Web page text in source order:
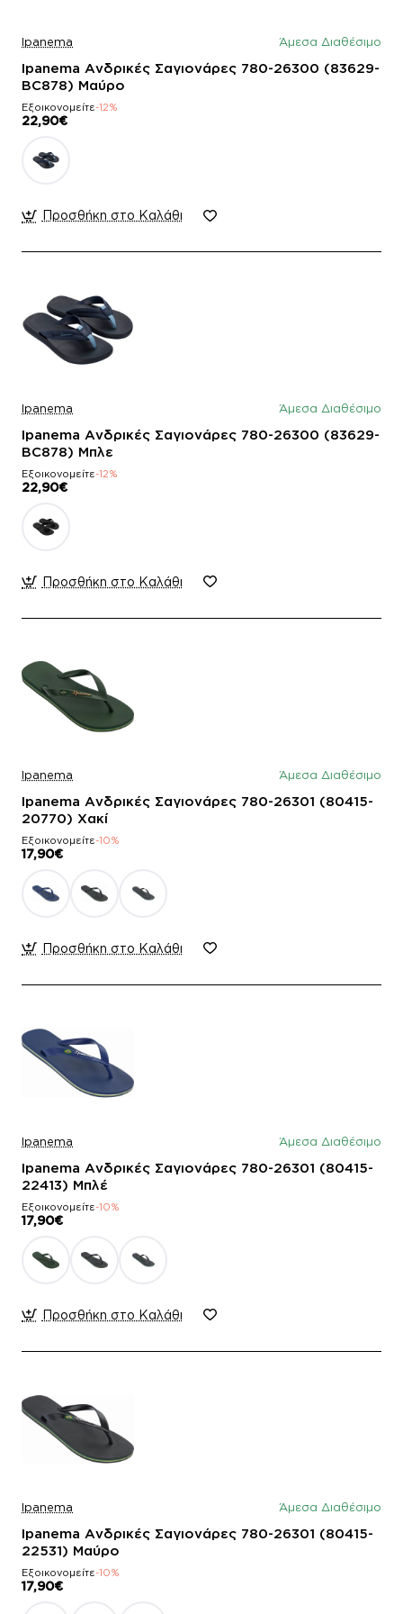
Ipanema Άμεσα Διαθέσιμο
Ipanema Ανδρικές Σαγιονάρες 780-26300 (83629-
BC878) Μαύρο
Εξοικονομείτε-12%
22,90€
Προσθήκη στο Καλάθι
Ipanema Άμεσα Διαθέσιμο
Ipanema Ανδρικές Σαγιονάρες 780-26300 (83629-
BC878) Μπλε
Εξοικονομείτε-12%
22,90€
Προσθήκη στο Καλάθι
Ipanema Άμεσα Διαθέσιμο
Ipanema Ανδρικές Σαγιονάρες 780-26301 (80415-
20770) Χακί
Εξοικονομείτε-10%
17,90€
Προσθήκη στο Καλάθι
Ipanema Άμεσα Διαθέσιμο
Ipanema Ανδρικές Σαγιονάρες 780-26301 (80415-
22413) Μπλέ
Εξοικονομείτε-10%
17,90€
Προσθήκη στο Καλάθι
Ipanema Άμεσα Διαθέσιμο
Ipanema Ανδρικές Σαγιονάρες 780-26301 (80415-
22531) Μαύρο
Εξοικονομείτε-10%
17,90€